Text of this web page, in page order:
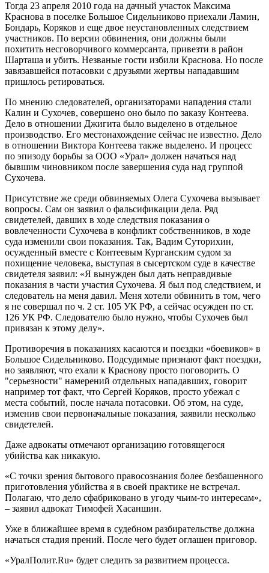
Тогда 23 апреля 2010 года на дачный участок Максима
Краснова в поселке Большое Сидельниково приехали Ламин,
Бондарь, Коряков и еще двое неустановленных следствием
участников. По версии обвинения, они должны были
похитить несговорчивого коммерсанта, привезти в район
Шарташа и убить. Незваные гости избили Краснова. Но после
завязавшейся потасовки с друзьями жертвы нападавшим
пришлось ретироваться.
По мнению следователей, организаторами нападения стали
Калин и Сухочев, совершено оно было по заказу Контеева.
Дело в отношении Джигита было выделено в отдельное
производство. Его местонахождение сейчас не известно. Дело
в отношении Виктора Контеева также выделено. И процесс
по эпизоду борьбы за ООО «Урал» должен начаться над
бывшим чиновником после завершения суда над группой
Сухочева.
Присутствие же среди обвиняемых Олега Сухочева вызывает
вопросы. Сам он заявил о фальсификации дела. Ряд
свидетелей, давших в ходе следствия показания о
вовлеченности Сухочева в конфликт собственников, в ходе
суда изменили свои показания. Так, Вадим Суторихин,
осужденный вместе с Контеевым Курганским судом за
похищение человека, выступая в сысертском суде в качестве
свидетеля заявил: «Я вынужден был дать неправдивые
показания в части участия Сухочева. Я был под следствием, и
следователь на меня давил. Меня хотели обвинить в том, чего
я не совершал по ч. 2 ст. 105 УК РФ, а сейчас осужден по ст.
126 УК РФ. Следователю было нужно, чтобы Сухочев был
привязан к этому делу».
Противоречия в показаниях касаются и поездки «боевиков» в
Большое Сидельниково. Подсудимые признают факт поездки,
но заявляют, что ехали к Краснову просто поговорить. О
"серьезности" намерений отдельных нападавших, говорит
например тот факт, что Сергей Коряков, просто убежал с
места событий, после начала потасовки. Об этом, на суде,
изменив свои первоначальные показания, заявили несколько
свидетелей.
Даже адвокаты отмечают организацию готовящегося
убийства как никакую.
«С точки зрения бытового правосознания более безбашенного
приготовления убийства я в своей практике не встречал.
Полагаю, что дело сфабриковано в угоду чьим-то интересам»,
– заявил адвокат Тимофей Хасаншин.
Уже в ближайшее время в судебном разбирательстве должна
начаться стадия прений. После чего будет оглашен приговор.
«УралПолит.Ru» будет следить за развитием процесса.